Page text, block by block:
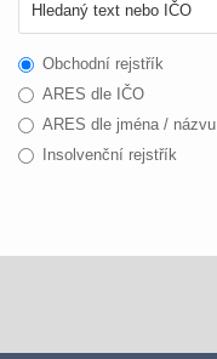
Obchodní rejstřík
ARES dle IČO
ARES dle jména / názvu
Insolvenční rejstřík